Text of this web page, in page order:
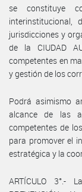
se constituye
interinstitucional,
jurisdicciones y
de la CIUDAD
competentes en
y gestión de los
Podrá asimismo
alcance de las
competentes de
para promover el
estratégica y la
ARTÍCULO 3°.-